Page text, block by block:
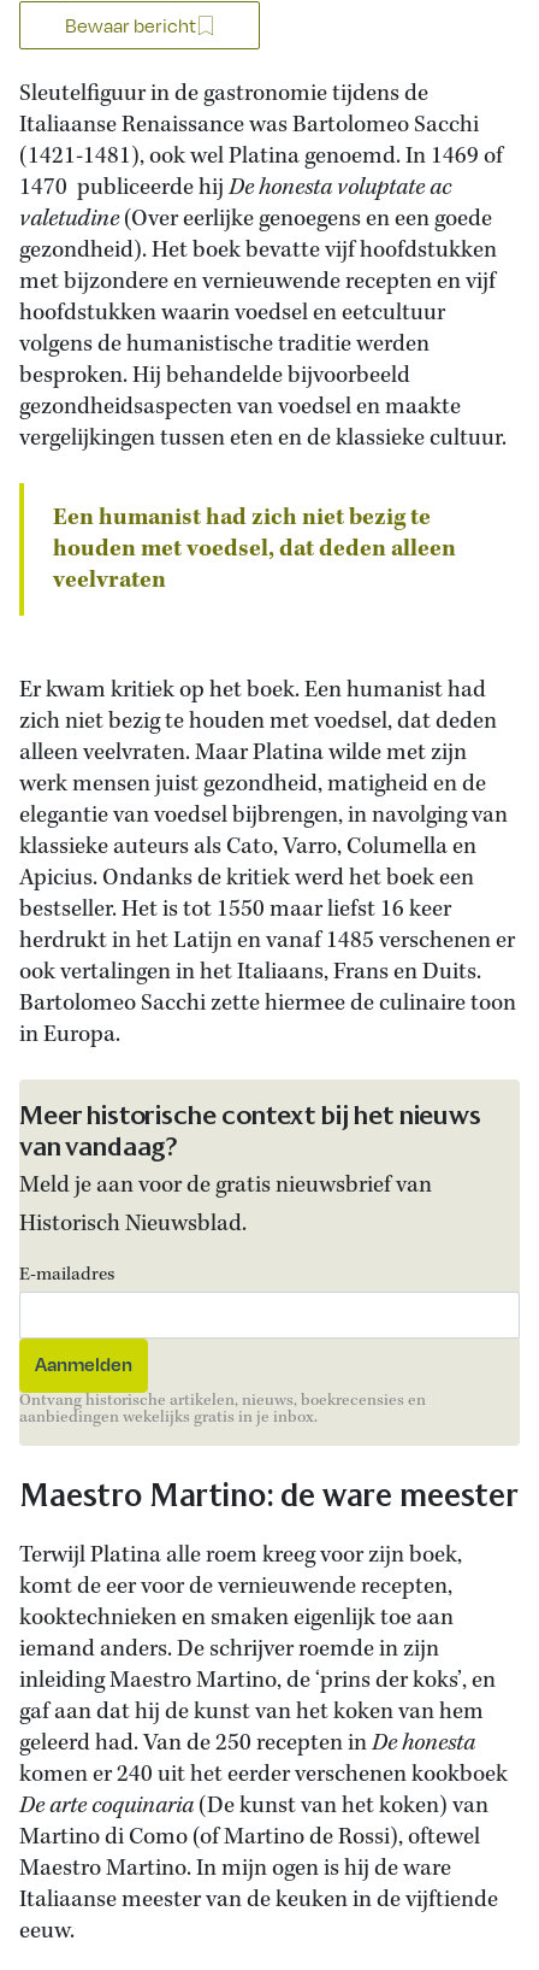
Bewaar bericht
Sleutelfiguur in de gastronomie tijdens de
Italiaanse Renaissance was Bartolomeo Sacchi
(1421-1481), ook wel Platina genoemd. In 1469 of
1470 publiceerde hijDe honesta voluptate ac
valetudine(Over eerlijke genoegens en een goede
gezondheid). Het boek bevatte vijf hoofdstukken
met bijzondere en vernieuwende recepten en vijf
hoofdstukken waarin voedsel en eetcultuur
volgens de humanistische traditie werden
besproken. Hij behandelde bijvoorbeeld
gezondheidsaspecten van voedsel en maakte
vergelijkingen tussen eten en de klassieke cultuur.
Een humanist had zich niet bezig te
houden met voedsel, dat deden alleen
veelvraten
Er kwam kritiek op het boek. Een humanist had
zich niet bezig te houden met voedsel, dat deden
alleen veelvraten. Maar Platina wilde met zijn
werk mensen juist gezondheid, matigheid en de
elegantie van voedsel bijbrengen, in navolging van
klassieke auteurs als Cato, Varro, Columella en
Apicius. Ondanks de kritiek werd het boek een
bestseller. Het is tot 1550 maar liefst 16 keer
herdrukt in het Latijn en vanaf 1485 verschenen er
ook vertalingen in het Italiaans, Frans en Duits.
Bartolomeo Sacchi zette hiermee de culinaire toon
in Europa.
Meer historische context bij het nieuws
van vandaag?
Meld je aan voor de gratis nieuwsbrief van
Historisch Nieuwsblad.
E-mailadres
Ontvang historische artikelen, nieuws, boekrecensies en
aanbiedingen wekelijks gratis in je inbox.
Maestro Martino: de ware meester
Terwijl Platina alle roem kreeg voor zijn boek,
komt de eer voor de vernieuwende recepten,
kooktechnieken en smaken eigenlijk toe aan
iemand anders. De schrijver roemde in zijn
inleiding Maestro Martino, de ‘prins der koks’, en
gaf aan dat hij de kunst van het koken van hem
geleerd had. Van de 250 recepten inDe honesta
komen er 240 uit het eerder verschenen kookboek
De arte coquinaria(De kunst van het koken) van
Martino di Como (of Martino de Rossi), oftewel
Maestro Martino. In mijn ogen is hij de ware
Italiaanse meester van de keuken in de vijftiende
eeuw.